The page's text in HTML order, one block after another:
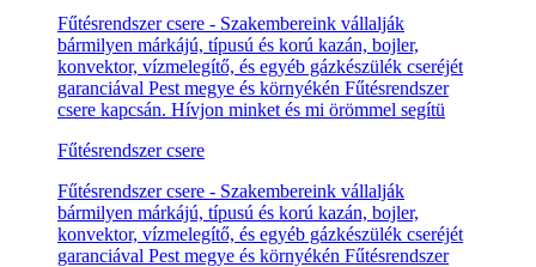
Fűtésrendszer csere - Szakembereink vállalják
bármilyen márkájú, típusú és korú kazán, bojler,
konvektor, vízmelegítő, és egyéb gázkészülék cseréjét
garanciával Pest megye és környékén Fűtésrendszer
csere kapcsán. Hívjon minket és mi örömmel segítü
Fűtésrendszer csere
Fűtésrendszer csere - Szakembereink vállalják
bármilyen márkájú, típusú és korú kazán, bojler,
konvektor, vízmelegítő, és egyéb gázkészülék cseréjét
garanciával Pest megye és környékén Fűtésrendszer